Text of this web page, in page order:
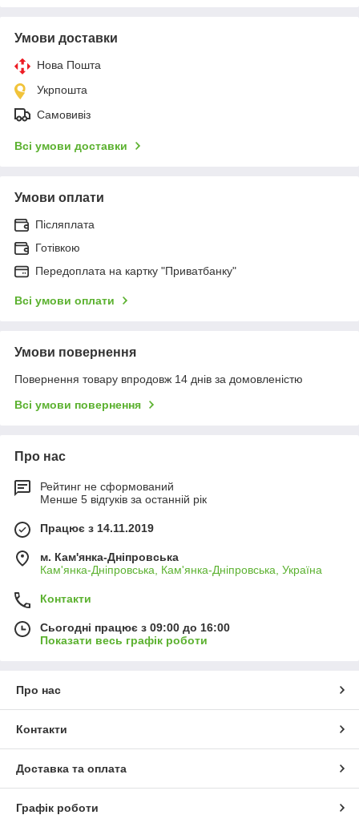
Умови доставки
Нова Пошта
Укрпошта
Самовивіз
Всі умови доставки
Умови оплати
Післяплата
Готівкою
Передоплата на картку "Приватбанку"
Всі умови оплати
Умови повернення
Повернення товару впродовж 14 днів за домовленістю
Всі умови повернення
Про нас
Рейтинг не сформований
Менше 5 відгуків за останній рік
Працює з 14.11.2019
м. Кам'янка-Дніпровська
Кам'янка-Дніпровська, Кам'янка-Дніпровська, Україна
Контакти
Сьогодні працює з 09:00 до 16:00
Показати весь графік роботи
Про нас
Контакти
Доставка та оплата
Графік роботи